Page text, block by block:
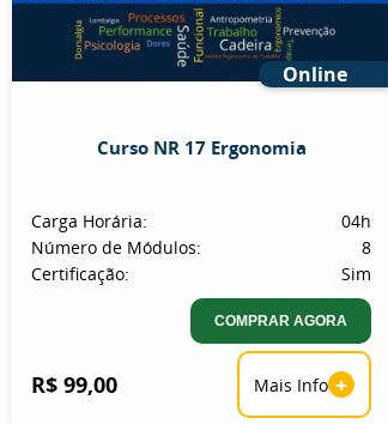
Online
Curso NR 17 Ergonomia
Carga Horária:
04h
Número de Módulos:
8
Certificação:
Sim
COMPRAR AGORA
R$ 99,00 Mais Info +